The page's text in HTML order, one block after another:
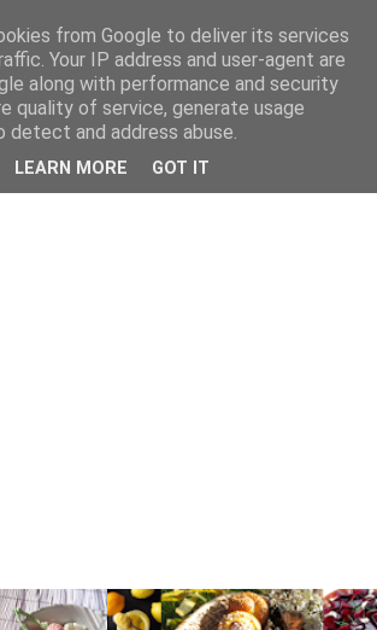
from Google to deliver its services
Your IP address and user-agent are
along with performance and security
quality of service, generate usage
and address abuse.
LEARN MORE GOT IT